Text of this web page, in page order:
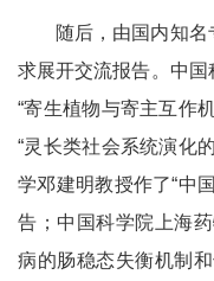
随后，由国内知
求展开交流报告。中
“寄生植物与寄主互作
“灵长类社会系统演化
学邓建明教授作了“中
告；中国科学院上海
病的肠稳态失衡机制